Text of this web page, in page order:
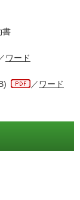
書
ワード
／ ワード